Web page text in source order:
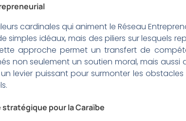
cardinales qui animent le Réseau
simples idéaux, mais des piliers sur lesquels
approche permet un transfert de
non seulement un soutien moral, mais aussi
levier puissant pour surmonter les
pour la Caraïbe